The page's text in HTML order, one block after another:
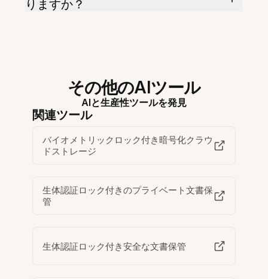
りますか？
その他のAIツール
AIと生産性ツールを発見
関連ツール
バイオメトリックロック付き暗号化クラウ
ドストレージ
生体認証ロック付きのプライベート文書保
管
生体認証ロック付き安全な文書保管